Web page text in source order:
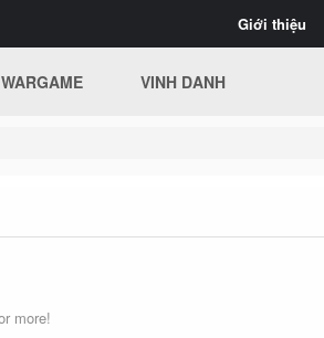
Giới thiệu
WARGAME VINH DANH
more!